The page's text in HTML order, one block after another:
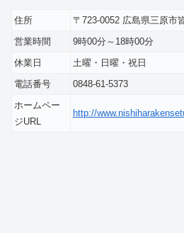
住所 〒723-0052 広島県三原市
営業時間
9時00分～18時00分
休業日
土曜・日曜・祝日
電話番号
0848-61-5373
ホームペー
ジURL
http://